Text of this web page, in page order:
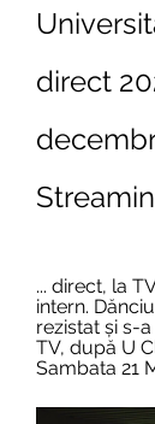
direct
... direct, la
intern.
rezistat și s-
TV, după U
Sambata 21